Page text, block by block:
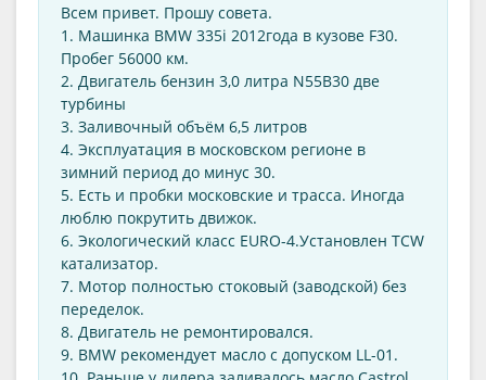
Всем привет. Прошу совета.
1. Машинка BMW 335i 2012года в кузове F30.
Пробег 56000 км.
2. Двигатель бензин 3,0 литра N55B30 две
турбины
3. Заливочный объём 6,5 литров
4. Эксплуатация в московском регионе в
зимний период до минус 30.
5. Есть и пробки московские и трасса. Иногда
люблю покрутить движок.
6. Экологический класс EURO-4.Установлен TCW
катализатор.
7. Мотор полностью стоковый (заводской) без
переделок.
8. Двигатель не ремонтировался.
9. BMW рекомендует масло с допуском LL-01.